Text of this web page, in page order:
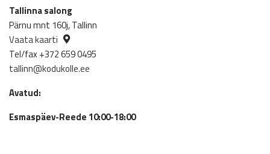
Tallinna salong
Pärnu mnt 160j, Tallinn
Vaata kaarti
Tel/fax +372 659 0495
tallinn@kodukolle.ee
Avatud:
Esmaspäev-Reede 10:00-18:00